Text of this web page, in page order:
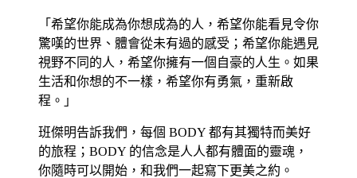
「希望你能成為你想成為的人，希望你能看見令你
驚嘆的世界、體會從未有過的感受；希望你能遇見
視野不同的人，希望你擁有一個自豪的人生。如果
生活和你想的不一樣，希望你有勇氣，重新啟
程。」
班傑明告訴我們，每個 BODY 都有其獨特而美好
的旅程；BODY 的信念是人人都有體面的靈魂，
你隨時可以開始，和我們一起寫下更美之約。